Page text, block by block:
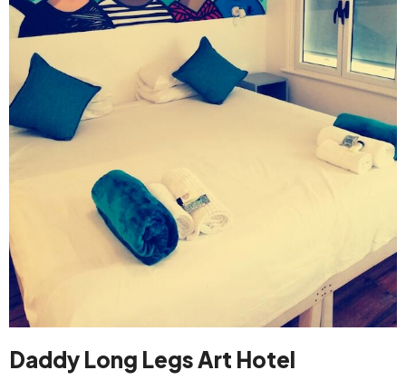
Daddy Long Legs Art Hotel